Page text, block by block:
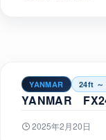
YANMAR 24ft ～
YANMAR
2025年2月20日